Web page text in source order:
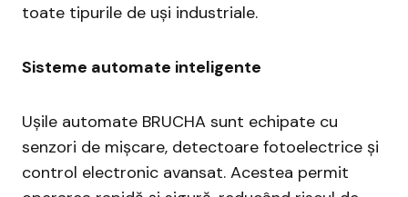
toate tipurile de uși industriale.
Sisteme automate inteligente
Ușile automate BRUCHA sunt echipate cu
senzori de mișcare, detectoare fotoelectrice și
control electronic avansat. Acestea permit